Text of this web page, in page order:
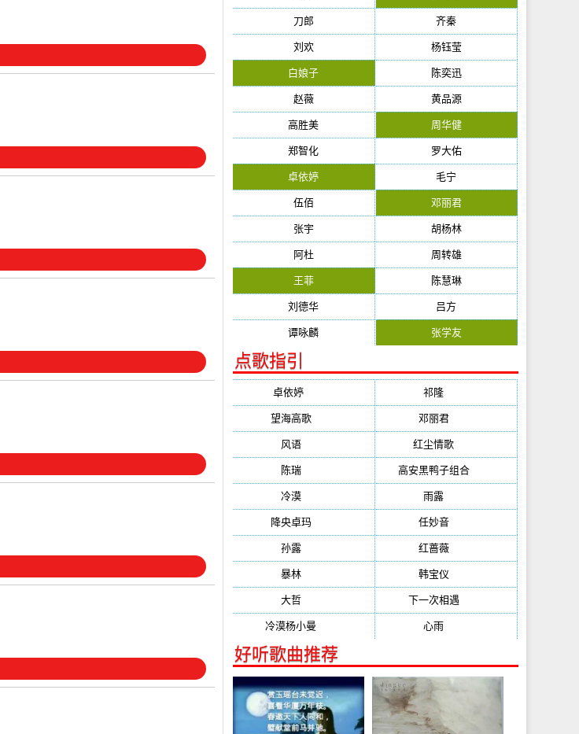
刀郎 齐秦
刘欢 杨钰莹
白娘子 陈奕迅
赵薇 黄品源
高胜美 周华健
郑智化 罗大佑
卓依婷 毛宁
伍佰 邓丽君
张宇 胡杨林
阿杜 周转雄
王菲 陈慧琳
刘德华 吕方
谭咏麟 张学友
点歌指引
卓依婷(1378) 祁隆
望海高歌(601) 邓丽君(555)
风语(543) 红尘情歌
陈瑞(459) 高安黑鸭子组合(388)
冷漠(355) 雨露
降央卓玛(347) 任妙音(321)
孙露(321) 红蔷薇(311)
暴林(304) 韩宝仪
大哲(247) 下一次相遇
冷漠杨小曼 心雨
好听歌曲推荐